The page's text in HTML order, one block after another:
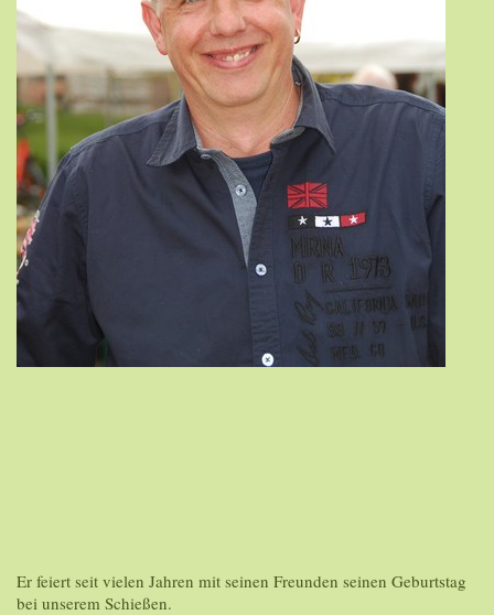
Er feiert seit vielen Jahren mit seinen Freunden seinen Geburtstag
bei unserem Schießen.